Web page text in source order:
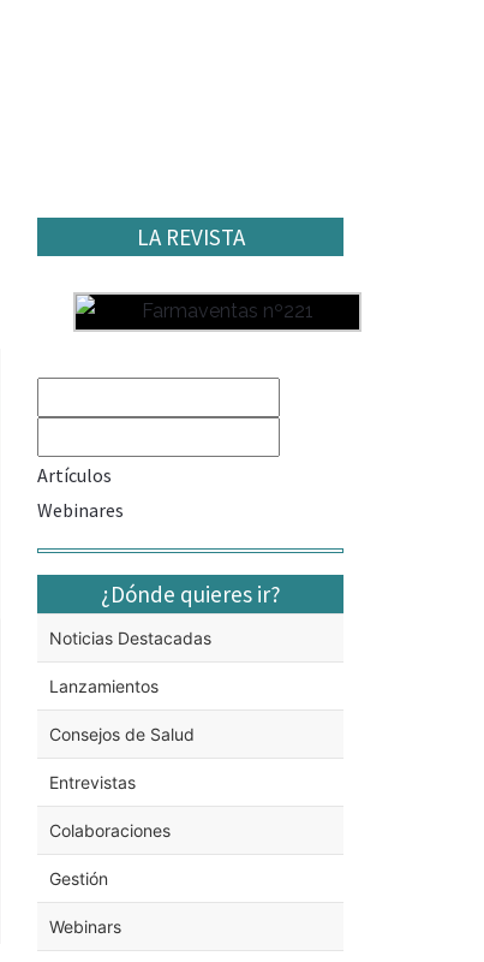
LA REVISTA
Artículos
Webinares
¿Dónde quieres ir?
Noticias Destacadas
Lanzamientos
Consejos de Salud
Entrevistas
Colaboraciones
Gestión
Webinars